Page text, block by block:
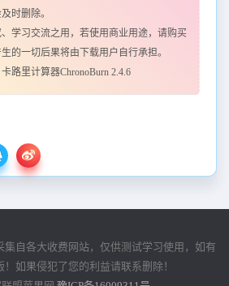
时删除。
学习交流之用，若使用商业用途，请购买
的一切后果将由下载用户自行承担。
卡路里计算器ChronoBurn 2.4.6
集自各大收费网站，仅供测试学习使用，如有
！如果侵犯了您的利益请联系删除！